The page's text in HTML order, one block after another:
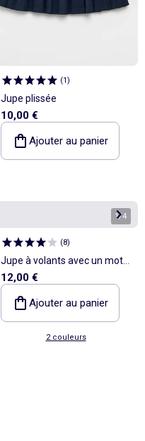
(1)
Jupe plissée
10,00 €
Ajouter au panier
1/4
(8)
Jupe à volants avec un motif
léopard
12,00 €
Ajouter au panier
2 couleurs